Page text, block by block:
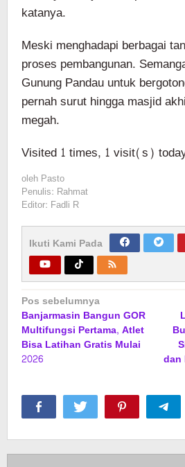
katanya.
Meski menghadapi berbagai
proses pembangunan.
Gunung Pandau untuk
pernah surut hingga masjid
megah.
Visited 1 times, 1 visit(s)
oleh Pasto
Penulis: Rahmat
Editor: Fadli R
Ikuti Kami Pada
Navigasi
pos
Pos sebelumnya
Banjarmasin Bangun GOR
Multifungsi Pertama, Atlet
Bisa Latihan Gratis Mulai
2026
dan